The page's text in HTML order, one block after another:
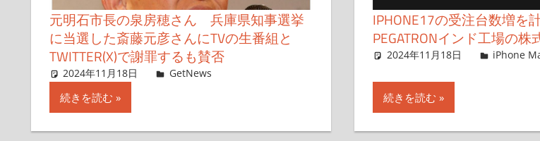
元明石市長の泉房穂さん 兵庫県知事選挙
に当選した斎藤元彦さんにTVの生番組と
TWITTER(X)で謝罪するも賛否
2024年11月18日 Taka
GetNews
続きを読む
IPHONE17の受注台数増を
PEGATRONインド工場の株
2024年11月18日 FT729
iPhone
続きを読む